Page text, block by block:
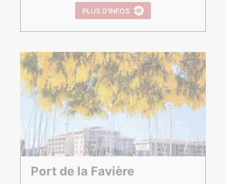
PLUS D’INFOS
Port de la Favière